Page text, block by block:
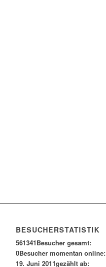
BESUCHERSTATISTIK
561341Besucher gesamt:
0Besucher momentan online:
19. Juni 2011gezählt ab: